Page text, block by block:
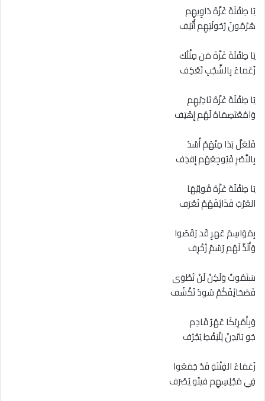
يَا طِفْلَةَ غَزَّةَ دَاوِيهِم
هُرْمُونُ رُجُولَتِهِم أُتْلِف
يَا طِفْلَةَ غَزَّةَ مَن مِثْلُك
زُعَماءٌ بِالشَّجْبِ تَعْكِف
يَا طِفْلَةَ غَزَّةَ نَادِيْهِم
وَامُعْتَصِمَاهُ لَهُم إِهْتِف
فَلَعَلَّ بَدَا مِنْهُمْ أُسْدٌ
بِالنَّصْرِ فَيُوجِعُهُم إِقذِف
يَا طِفْلَةَ غَزَّةَ قُولِيْهَا
العُرْبُ قَذَائِفُهُمْ تُعْرَف
بِمَوَاسِمَ عُهرٍ قَد رَقَصُوا
وَأَلَذَّ لَهُم رَسْمٌ زُخْرِف
سَنَمُوتُ وَلَكِنْ لَنْ تُطْوَى
فَصَحَائِفُكُمْ سُودٌ تُكْشَف
وَبِأَمْرِيْكَا عُهْرٌ قَادِم
جُو بَايْدِنْ لِلْنِفْطِ يَجْرُف
زُعَمَاءُ الفِتْنَةِ قَدْ جَمَعُوا
فِي مَجْلِسِهِم فيتُو يُصْرَف